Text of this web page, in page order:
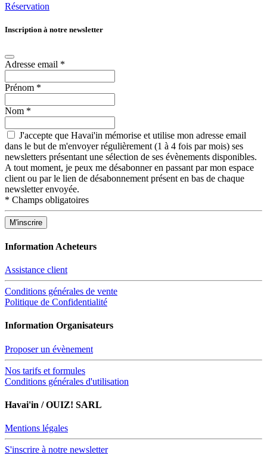
Réservation
Inscription à notre newsletter
Adresse email *
Prénom *
Nom *
J'accepte que Havai'in mémorise et utilise mon adresse email
dans le but de m'envoyer régulièrement (1 à 4 fois par mois) ses
newsletters présentant une sélection de ses évènements disponibles.
A tout moment, je peux me désabonner en passant par mon espace
client ou par le lien de désabonnement présent en bas de chaque
newsletter envoyée.
* Champs obligatoires
Information Acheteurs
Assistance client
Conditions générales de vente
Politique de Confidentialité
Information Organisateurs
Proposer un évènement
Nos tarifs et formules
Conditions générales d'utilisation
Havai'in / OUIZ! SARL
Mentions légales
S'inscrire à notre newsletter